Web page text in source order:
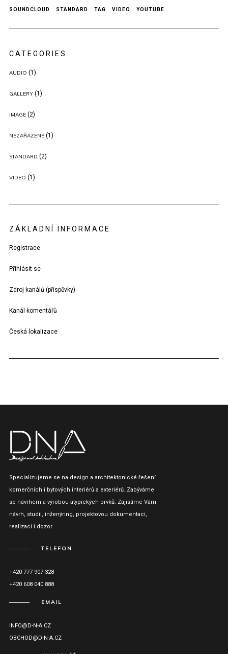
SOUNDCLOUD STANDARD TAG VIDEO YOUTUBE
CATEGORIES
AUDIO (1)
GALLERY(1)
IMAGE(2)
NEZAŘAZENÉ(1)
STANDARD (2)
VIDEO (1)
ZÁKLADNÍ INFORMACE
Registrace
Přihlásit se
Zdroj kanálů (příspěvky)
Kanál komentářů
Česká lokalizace
Specializujeme se na design a architektonické řešení
komerčních i bytových interiérů a exteriérů. Zabýváme
se návrhem a výrobou atypických prvků. Zajistíme Vám
návrh, studii, inženýring, projektovou dokumentaci,
realizaci i dozor.
TELEFON
+420 777 907 328
+420 608 040 888
EMAIL
INFO@D-N-A.CZ
OBCHOD@D-N-A.CZ